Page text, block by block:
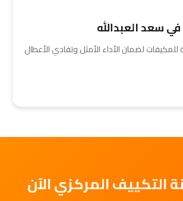
سعد العبدالله
للمكيفات لضمان الأداء الأمثل وتفادي الأعطال
التكييف المركزي الآن